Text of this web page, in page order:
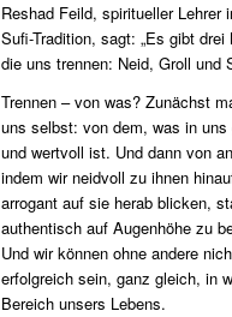
Reshad Feild, spiritueller Lehrer
Sufi-Tradition, sagt: „Es gibt drei
die uns trennen: Neid, Groll und
Trennen – von was? Zunächst
uns selbst: von dem, was in uns
und wertvoll ist. Und dann von
indem wir neidvoll zu ihnen
arrogant auf sie herab blicken,
authentisch auf Augenhöhe zu
Und wir können ohne andere
erfolgreich sein, ganz gleich, in
Bereich unsers Lebens.